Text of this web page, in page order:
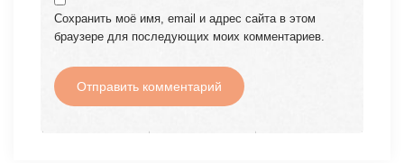
Сохранить моё имя, email и адрес сайта в этом
браузере для последующих моих комментариев.